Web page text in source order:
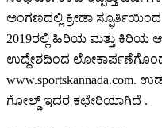
ಅಂಗಣದಲ್ಲಿ ಕ್ರೀಡಾ
2019ರಲ್ಲಿ ಹಿರಿಯ ಮತ್ತು ಕಿರಿಯ
ಉದ್ದೇಶದಿಂದ
ಗೋಲ್ಡ್ ಇದರ ಕಛೇರಿಯಾಗಿದೆ .